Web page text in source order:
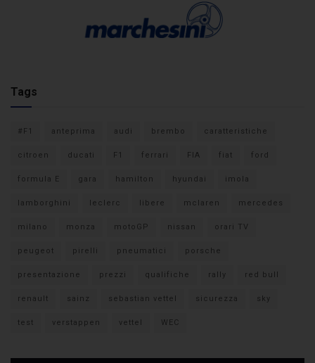
Tags
#F1 anteprima audi brembo caratteristiche
citroen ducati F1 ferrari FIA fiat ford
formula E gara hamilton hyundai imola
lamborghini leclerc libere mclaren mercedes
milano monza motoGP nissan orari TV
peugeot pirelli pneumatici porsche
presentazione prezzi qualifiche rally red bull
renault sainz sebastian vettel sicurezza sky
test verstappen vettel WEC